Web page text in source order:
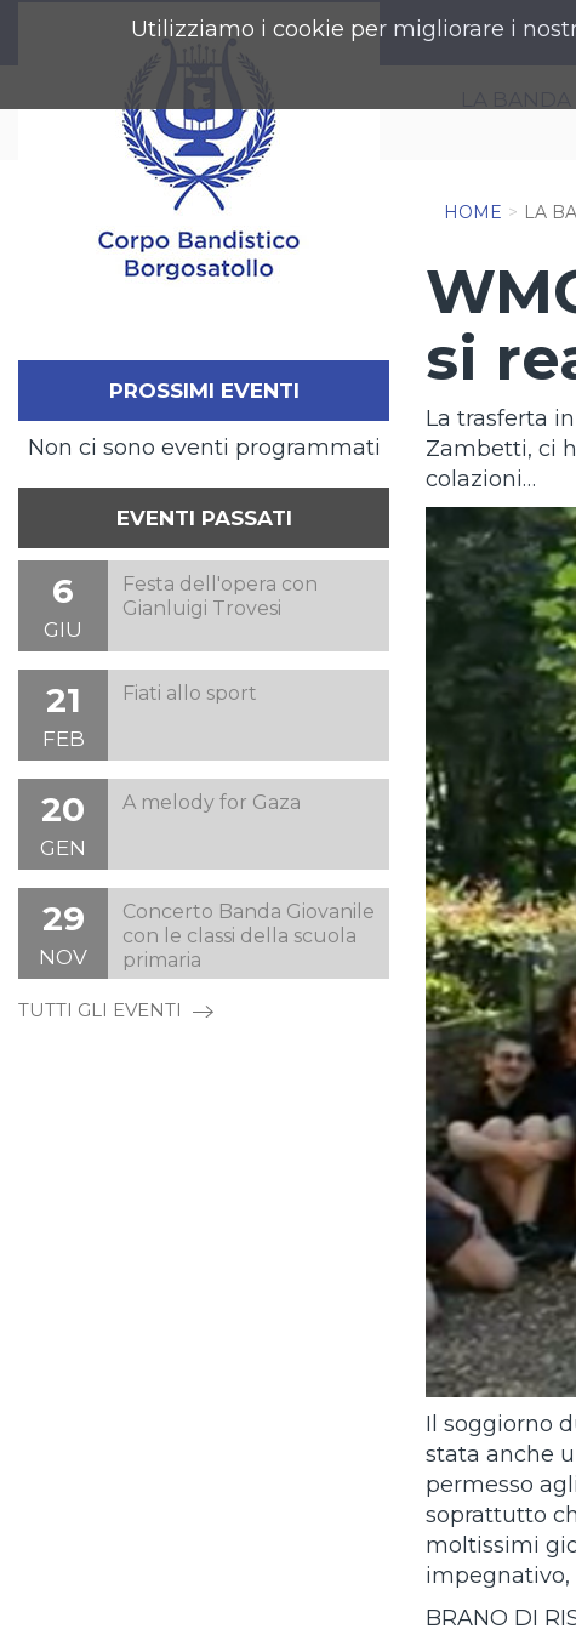
HOME LA
si
La trasferta
Zambetti, ci
colazioni…
Il soggiorno
stata anche
permesso
soprattutto
moltissimi
impegnativo,
BRANO DI
PROSSIMI EVENTI
Non ci sono eventi programmati
EVENTI PASSATI
6
GIU
Festa dell'opera con
Gianluigi Trovesi
21
FEB
Fiati allo sport
20
GEN
A melody for Gaza
29
NOV
Concerto Banda Giovanile
con le classi della scuola
primaria
TUTTI GLI EVENTI
Utilizziamo i cookie per migliorare i